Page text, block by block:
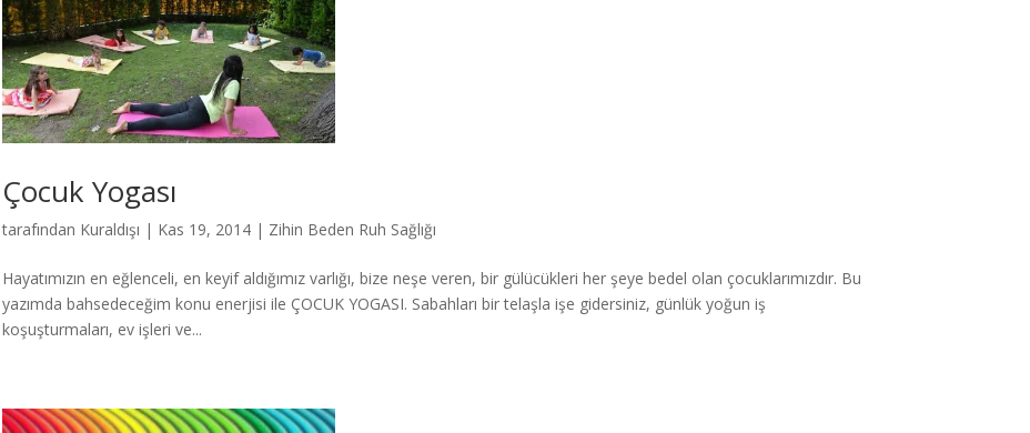
Çocuk Yogası
tarafından Kuraldışı | Kas 19, 2014| Zihin Beden Ruh Sağlığı
Hayatımızın en eğlenceli, en keyif aldığımız varlığı, bize neşe veren, bir gülücükleri her şeye bedel olan çocuklarımızdır. Bu
yazımda bahsedeceğim konu enerjisi ile ÇOCUK YOGASI. Sabahları bir telaşla işe gidersiniz, günlük yoğun iş
koşuşturmaları, ev işleri ve...